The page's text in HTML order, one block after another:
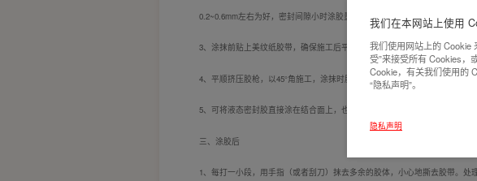
0.2~0.6mm左右为好，密封间隙小时涂胶量薄些 大时涂胶量厚些，避免多涂胶
3、 涂抹前贴上美纹纸胶带，确保施工后平整美观。
4、 平顺挤压胶枪，以45°角施工，涂抹时胶液要连续、匀称不得缺胶。
5、可将液态密封胶直接涂在结合面上，也可以用刮刀或刷子涂胶。
三、涂胶后
1、每打一小段，用手指（或者刮刀）抹去多余的胶体，小心地撕去胶带。处
我们在本网站上使用
我们使用网站上的 Cookie
受”来接受所有 Cookies，
Cookie，有关我们使用的
“隐私声明”。
隐私声明